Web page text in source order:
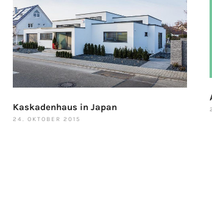
Kaskadenhaus in Japan
24. OKTOBER 2015